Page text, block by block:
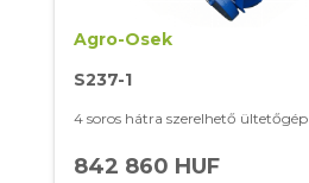
Agro-Osek
S237-1
4 soros hátra szerelhető ültetőgép
842 860 HUF